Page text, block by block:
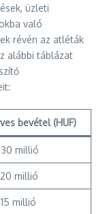
üzleti
való
révén az atléták
alábbi táblázat
bevétel (HUF)
millió
millió
millió